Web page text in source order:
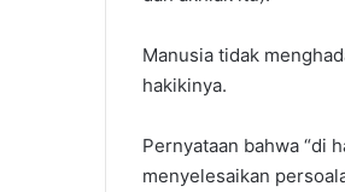
Manusia tidak
hakikinya.
Pernyataan bahwa “di
menyelesaikan